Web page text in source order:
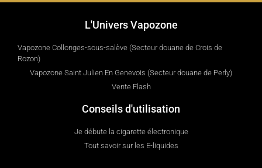
L'Univers Vapozone
Vapozone Collonges-sous-salève (Secteur douane de Crois de
Rozon)
Vapozone Saint Julien En Genevois (Secteur douane de Perly)
Vente Flash
Conseils d'utilisation
Je débute la cigarette électronique
Tout savoir sur les E-liquides